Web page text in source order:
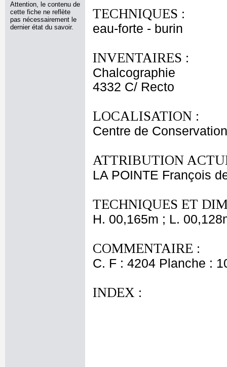
Attention, le contenu de
cette fiche ne reflète
pas nécessairement le
dernier état du savoir.
TECHNIQUES :
eau-forte - burin
INVENTAIRES :
Chalcographie
4332 C/ Recto
LOCALISATION :
Centre de
ATTRIBUTION
LA POINTE François
TECHNIQUES ET
H. 00,165m ; L.
COMMENTAIRE :
C. F : 4204 Planche :
INDEX :